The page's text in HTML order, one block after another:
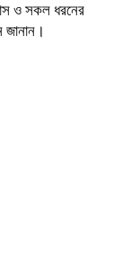
ও সকল ধরনের